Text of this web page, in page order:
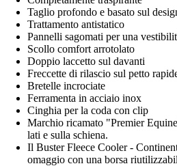
Taglio profondo e basato sul
Trattamento antistatico
Pannelli sagomati per una
Scollo comfort arrotolato
Doppio laccetto sul davanti
Freccette di rilascio sul petto
Bretelle incrociate
Ferramenta in acciaio inox
Cinghia per la coda con clip
Marchio ricamato "Premier
lati e sulla schiena.
Il Buster Fleece Cooler -
omaggio con una borsa